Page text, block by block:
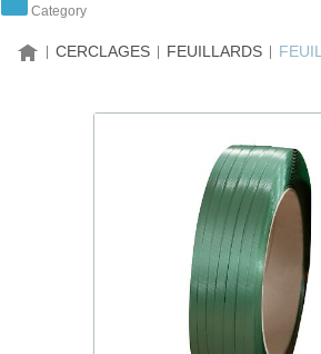
Category
HOME
CERCLAGES FEUILLARDS